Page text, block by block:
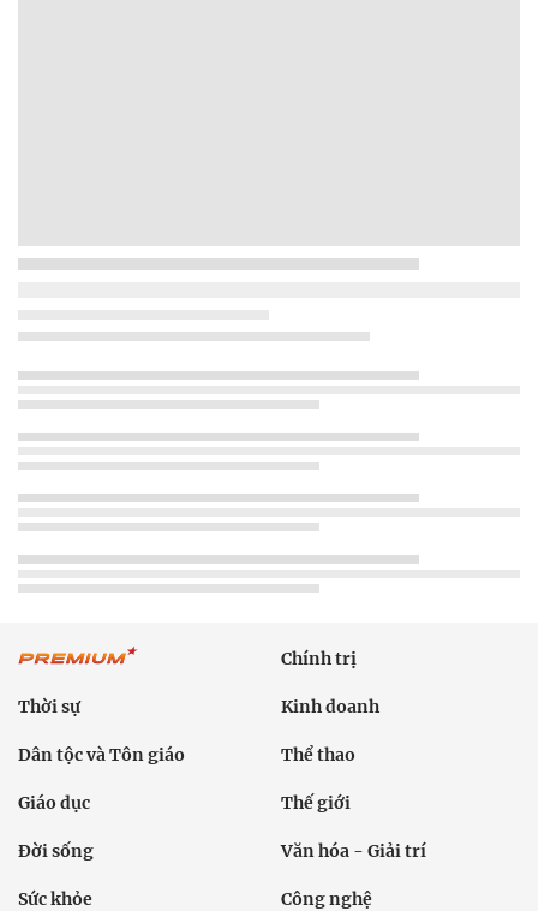
Chính trị
Thời sự Kinh doanh
Dân tộc và Tôn giáo Thể thao
Giáo dục Thế giới
Đời sống Văn hóa - Giải trí
Sức khỏe Công nghệ